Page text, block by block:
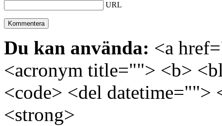
URL
Du kan använda: <a
<acronym title=""> <b>
<code> <del
<strong>